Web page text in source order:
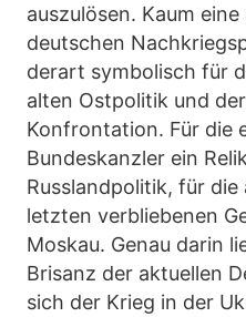
auszulösen. Kaum
deutschen
derart symbolisch für
alten Ostpolitik und
Konfrontation. Für die
Bundeskanzler ein
Russlandpolitik, für
letzten verbliebenen
Moskau. Genau darin
Brisanz der aktuellen
sich der Krieg in der